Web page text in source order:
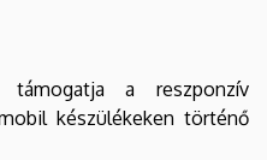
a reszponzív
készülékeken történő